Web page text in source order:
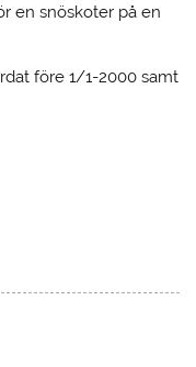
en snöskoter på en
före 1/1-2000 samt